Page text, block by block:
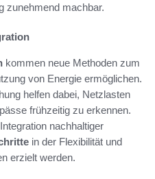
zunehmend machbar.
kommen neue Methoden zum
von Energie ermöglichen.
helfen dabei, Netzlasten
frühzeitig zu erkennen.
nachhaltiger
in der Flexibilität und
erzielt werden.